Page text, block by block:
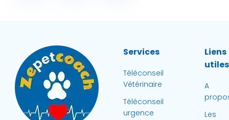
Services
Téléconseil
Vétérinaire
Téléconseil
urgence
Liens
utiles
A
Les